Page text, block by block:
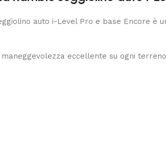
auto i-Level Pro e base Encore
eccellente su ogni